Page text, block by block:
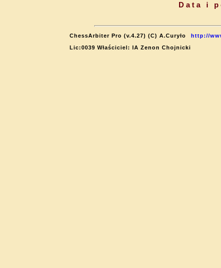
Data i
ChessArbiter Pro (v.4.27) (C) A.Curyło
http://
Lic:0039 Właściciel: IA Zenon Chojnicki